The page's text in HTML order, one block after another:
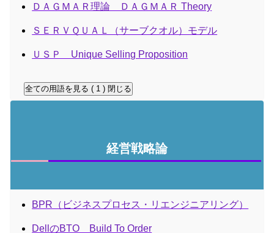
ＤＡＧＭＡＲ理論 ＤＡＧＭＡＲ Theory
ＳＥＲＶＱＵＡＬ（サーブクオル）モデル
ＵＳＰ Unique Selling Proposition
全ての用語を見る ( 1 ) 閉じる
経営戦略論
BPR（ビジネスプロセス・リエンジニアリング）
DellのBTO Build To Order